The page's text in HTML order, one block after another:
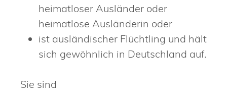
heimatloser Ausländer oder
heimatlose Ausländerin oder
ist ausländischer Flüchtling und hält
sich gewöhnlich in Deutschland auf.
Sie sind